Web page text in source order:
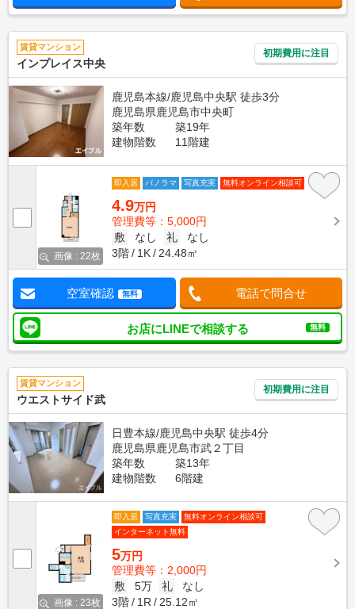
賃貸マンション
インプレイス中央
初期費用に注目
鹿児島本線/鹿児島中央駅 徒歩3分
鹿児島県鹿児島市中央町
築年数
築19年
建物階数
11階建
画像 : 22枚
即入居 パノラマ 写真充実 無料オンライン相談可
4.9万円
管理費等：5,000円
敷
なし 礼
なし
3階
1K 24.48㎡
空室確認 無料 電話で問合せ
お店にLINEで相談する 無料
賃貸マンション
ウエストサイド武
初期費用に注目
日豊本線/鹿児島中央駅 徒歩4分
鹿児島県鹿児島市武２丁目
築年数
築13年
建物階数
6階建
画像 : 23枚
即入居 写真充実
無料オンライン相談可
インターネット無料
5万円
管理費等：2,000円
敷
5万 礼
なし
3階
1R 25.12㎡